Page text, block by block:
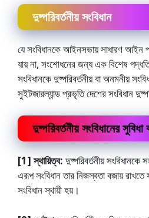
দুষ্পরিবর্তনীয় সংবিধান
যে সংবিধানকে আইনসভায় সাধারণ আইন
যায় না, সংশােধনের জন্য এক বিশেষ
সংবিধানকে দুষ্পরিবর্তনীয় বা অনমনীয়
সুইটজারল্যান্ড প্রভৃতি দেশের সংবিধান
দুষ্পরিবর্তনীয় সংবিধানের সুবিধা
[1] স্থায়িত্ব: দুষ্পরিবর্তনীয় সংবিধানকে
এরূপ সংবিধান তার নিজস্বতা বজায়
সংবিধান স্থায়ী হয়।